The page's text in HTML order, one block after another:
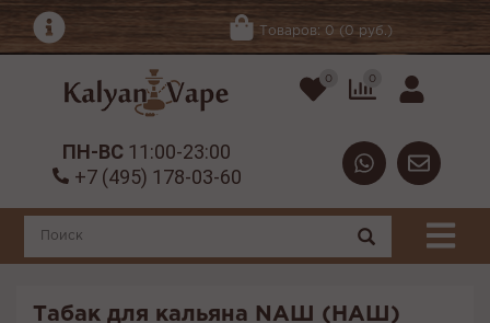
Товаров: 0 (0 руб.)
0 0
ПН-ВС 11:00-23:00
+7 (495) 178-03-60
Табак для кальяна NАШ (НАШ)